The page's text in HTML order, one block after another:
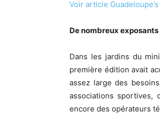
Voir article
De nombreux exposants
Dans les jardins du
première édition avait
assez large des
associations sportives,
encore des opérateurs